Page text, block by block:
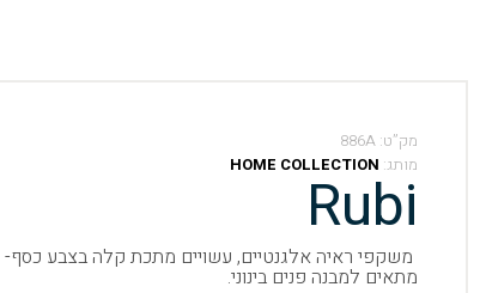
מק”ט: 886A
מותג: HOME COLLECTION
Rubi
משקפי ראיה אלגנטיים, עשויים מתכת קלה בצבע
מתאים למבנה פנים בינוני.